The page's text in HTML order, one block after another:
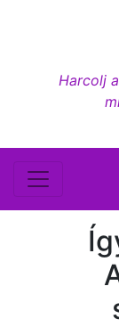
Harcolj